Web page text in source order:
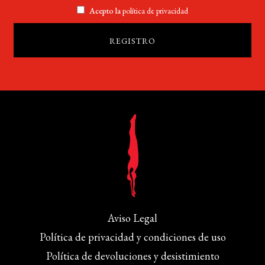
Acepto lapolítica de privacidad
Aviso Legal
Política de privacidad y condiciones de uso
Política de devoluciones y desistimiento